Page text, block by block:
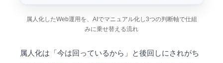
属人化したWeb運用を、AIでマニュアル化し3つの判断軸で仕組
みに乗せ替える流れ
属人化は「今は回っているから」と後回しにされがち